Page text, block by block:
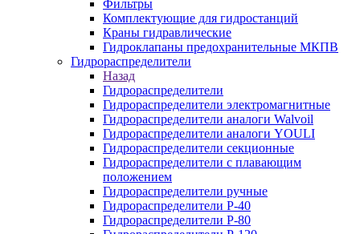
Фильтры
Комплектующие для гидростанций
Краны гидравлические
Гидроклапаны предохранительные МКПВ
Гидрораспределители
Назад
Гидрораспределители
Гидрораспределители электромагнитные
Гидрораспределители аналоги Walvoil
Гидрораспределители аналоги YOULI
Гидрораспределители секционные
Гидрораспределители с плавающим
положением
Гидрораспределители ручные
Гидрораспределители Р-40
Гидрораспределители Р-80